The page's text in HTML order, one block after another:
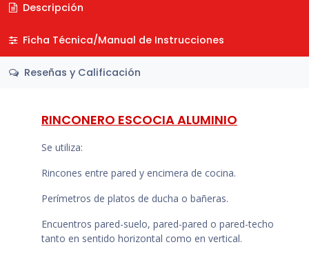
Descripción
Ficha Técnica/Manual de Instrucciones
Reseñas y Calificación
RINCONERO ESCOCIA ALUMINIO
Se utiliza:
Rincones entre pared y encimera de cocina.
Perímetros de platos de ducha o bañeras.
Encuentros pared-suelo, pared-pared o pared-techo
tanto en sentido horizontal como en vertical.